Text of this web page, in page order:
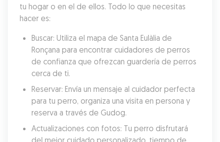
tu hogar o en el de ellos. Todo lo que necesitas
hacer es:
Buscar: Utiliza el mapa de Santa Eulàlia de
Ronçana para encontrar cuidadores de perros
de confianza que ofrezcan guardería de perros
cerca de ti.
Reservar: Envía un mensaje al cuidador perfecta
para tu perro, organiza una visita en persona y
reserva a través de Gudog.
Actualizaciones con fotos: Tu perro disfrutará
del mejor cuidado personalizado, tiempo de